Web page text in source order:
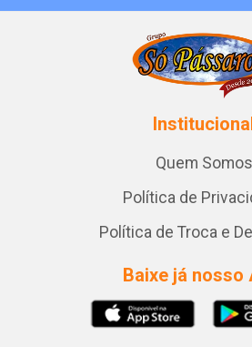
Quem Somos
Política de
Política de Troca e
Baixe já nosso